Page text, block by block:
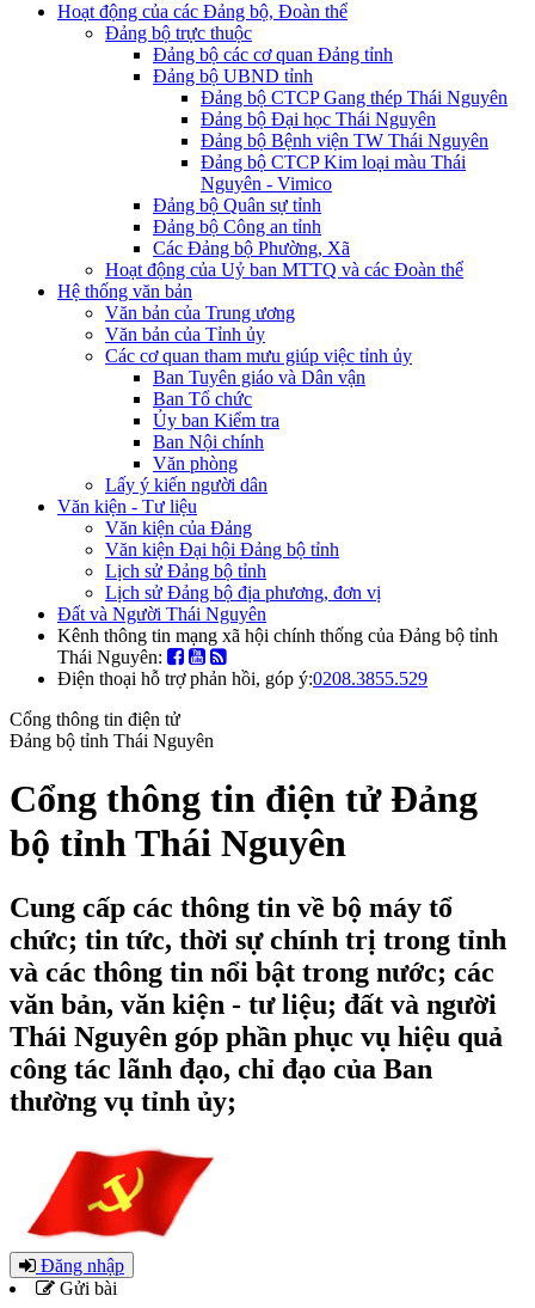
Hoạt động của các Đảng bộ, Đoàn thể
Đảng bộ trực thuộc
Đảng bộ các cơ quan Đảng tỉnh
Đảng bộ UBND tỉnh
Đảng bộ CTCP Gang thép Thái Nguyên
Đảng bộ Đại học Thái Nguyên
Đảng bộ Bệnh viện TW Thái Nguyên
Đảng bộ CTCP Kim loại màu Thái
Nguyên - Vimico
Đảng bộ Quân sự tỉnh
Đảng bộ Công an tỉnh
Các Đảng bộ Phường, Xã
Hoạt động của Uỷ ban MTTQ và các Đoàn thể
Hệ thống văn bản
Văn bản của Trung ương
Văn bản của Tỉnh ủy
Các cơ quan tham mưu giúp việc tỉnh ủy
Ban Tuyên giáo và Dân vận
Ban Tổ chức
Ủy ban Kiểm tra
Ban Nội chính
Văn phòng
Lấy ý kiến người dân
Văn kiện - Tư liệu
Văn kiện của Đảng
Văn kiện Đại hội Đảng bộ tỉnh
Lịch sử Đảng bộ tỉnh
Lịch sử Đảng bộ địa phương, đơn vị
Đất và Người Thái Nguyên
Kênh thông tin mạng xã hội chính thống của Đảng bộ tỉnh
Thái Nguyên:
Điện thoại hỗ trợ phản hồi, góp ý:0208.3855.529
Cổng thông tin điện tử
Đảng bộ tỉnh Thái Nguyên
Cổng thông tin điện tử Đảng
bộ tỉnh Thái Nguyên
Cung cấp các thông tin về bộ máy tổ
chức; tin tức, thời sự chính trị trong tỉnh
và các thông tin nổi bật trong nước; các
văn bản, văn kiện - tư liệu; đất và người
Thái Nguyên góp phần phục vụ hiệu quả
công tác lãnh đạo, chỉ đạo của Ban
thường vụ tỉnh ủy;
Đăng nhập
Gửi bài